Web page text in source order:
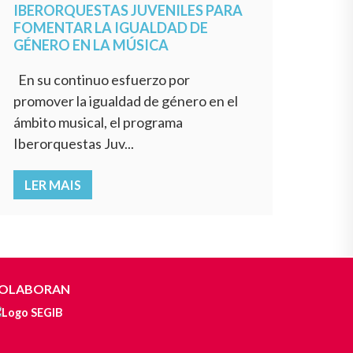
IBERORQUESTAS JUVENILES PARA
FOMENTAR LA IGUALDAD DE
GÉNERO EN LA MÚSICA
En su continuo esfuerzo por
promover la igualdad de género en el
ámbito musical, el programa
Iberorquestas Juv...
LER MAIS